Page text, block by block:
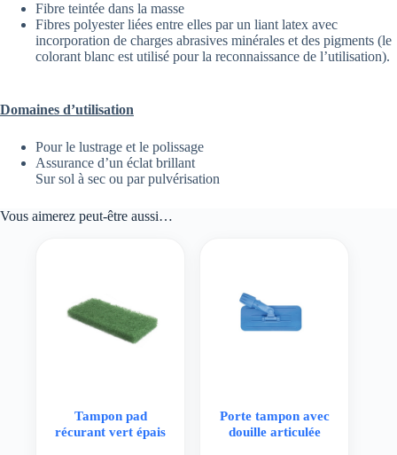
Fibre teintée dans la masse
Fibres polyester liées entre elles par un liant latex avec
incorporation de charges abrasives minérales et des pigments (le
colorant blanc est utilisé pour la reconnaissance de l’utilisation).
Domaines d’utilisation
Pour le lustrage et le polissage
Assurance d’un éclat brillant
Sur sol à sec ou par pulvérisation
Vous aimerez peut-être aussi…
Tampon pad
récurant vert épais
Porte tampon avec
douille articulée